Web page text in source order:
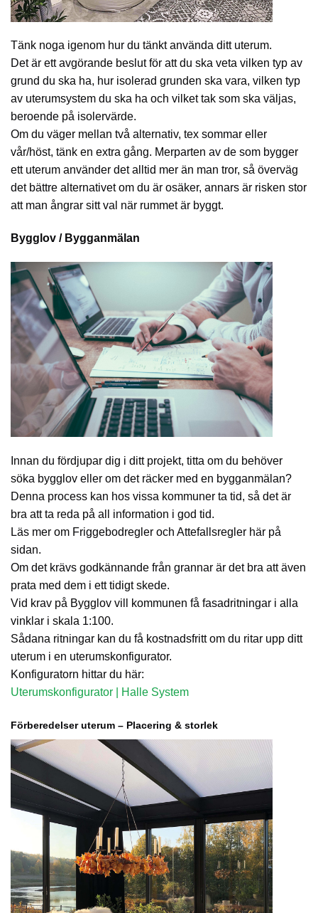
Tänk noga igenom hur du tänkt använda ditt uterum.
Det är ett avgörande beslut för att du ska veta vilken typ av
grund du ska ha, hur isolerad grunden ska vara, vilken typ
av uterumsystem du ska ha och vilket tak som ska väljas,
beroende på isolervärde.
Om du väger mellan två alternativ, tex sommar eller
vår/höst, tänk en extra gång. Merparten av de som bygger
ett uterum använder det alltid mer än man tror, så överväg
det bättre alternativet om du är osäker, annars är risken stor
att man ångrar sitt val när rummet är byggt.
Bygglov / Bygganmälan
Innan du fördjupar dig i ditt projekt, titta om du behöver
söka bygglov eller om det räcker med en bygganmälan?
Denna process kan hos vissa kommuner ta tid, så det är
bra att ta reda på all information i god tid.
Läs mer om Friggebodregler och Attefallsregler här på
sidan.
Om det krävs godkännande från grannar är det bra att även
prata med dem i ett tidigt skede.
Vid krav på Bygglov vill kommunen få fasadritningar i alla
vinklar i skala 1:100.
Sådana ritningar kan du få kostnadsfritt om du ritar upp ditt
uterum i en uterumskonfigurator.
Konfiguratorn hittar du här:
Uterumskonfigurator | Halle System
Förberedelser uterum – Placering & storlek